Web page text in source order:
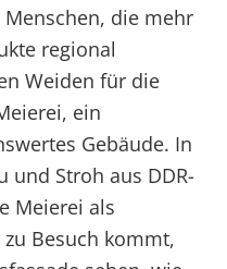
die mehr
regional
Weiden für die
ein
Gebäude. In
und Stroh aus DDR-
Meierei als
Besuch kommt,